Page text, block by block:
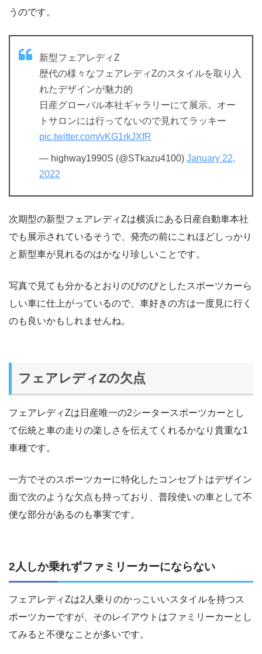
うのです。
新型フェアレディZ
歴代の様々なフェアレディZのスタイルを取り入
れたデザインが魅力的
日産グローバル本社ギャラリーにて展示。オー
トサロンには行ってないので見れてラッキー
pic.twitter.com/vKG1rkJXfR
— highway1990S (@STkazu4100) January 22,
2022
次期型の新型フェアレディZは横浜にある日産自動車本社
でも展示されているそうで、発売の前にこれほどしっかり
と新型車が見れるのはかなり珍しいことです。
写真で見ても分かるとおりのびのびとしたスポーツカーら
しい車に仕上がっているので、車好きの方は一度見に行く
のも良いかもしれませんね。
フェアレディZの欠点
フェアレディZは日産唯一の2シータースポーツカーとし
て伝統と車の走りの楽しさを伝えてくれるかなり貴重な1
車種です。
一方でそのスポーツカーに特化したコンセプトはデザイン
面で次のような欠点も持っており、普段使いの車として不
便な部分があるのも事実です。
2人しか乗れずファミリーカーにならない
フェアレディZは2人乗りのかっこいいスタイルを持つス
ポーツカーですが、そのレイアウトはファミリーカーとし
てみると不便なことが多いです。